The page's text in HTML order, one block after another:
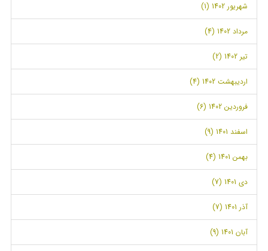
شهریور 1402 (1)
مرداد 1402 (4)
تیر 1402 (2)
اردیبهشت 1402 (4)
فروردین 1402 (6)
اسفند 1401 (9)
بهمن 1401 (4)
دی 1401 (7)
آذر 1401 (7)
آبان 1401 (9)